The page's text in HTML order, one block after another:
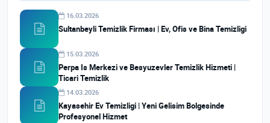
16.03.2026
Sultanbeyli Temizlik Firması | Ev, Ofis ve Bina Temizligi
15.03.2026
Perpa Is Merkezi ve Besyuzevler Temizlik Hizmeti |
Ticari Temizlik
14.03.2026
Kayasehir Ev Temizligi | Yeni Gelisim Bolgesinde
Profesyonel Hizmet